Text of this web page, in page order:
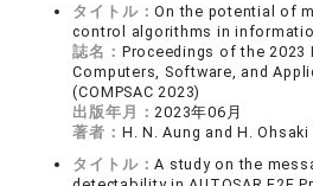
タイトル：On the potential of
control algorithms in
誌名： Proceedings of the 2023
Computers, Software, and
(COMPSAC 2023)
出版年月： 2023年06月
著者： H. N. Aung and H. Ohsaki
タイトル：A study on the